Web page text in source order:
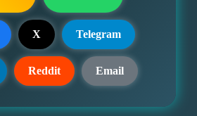
X Telegram
Reddit Email